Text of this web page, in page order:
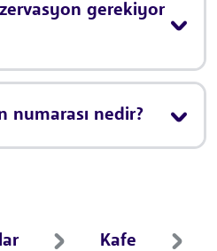
gerekiyor
numarası nedir?
Kafe